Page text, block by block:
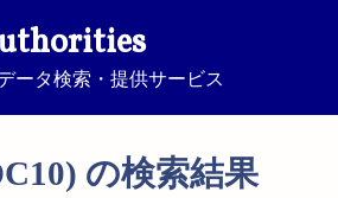
ータ検索・提供サービス
の検索結果